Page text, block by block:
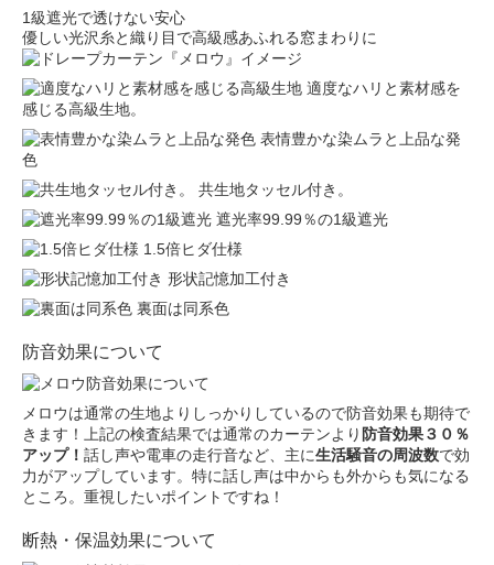
1級遮光で透けない安心
優しい光沢糸と織り目で高級感あふれる窓まわりに
適度なハリと素材感を
感じる高級生地。
表情豊かな染ムラと上品な発
色
共生地タッセル付き。
遮光率99.99％の1級遮光
1.5倍ヒダ仕様
形状記憶加工付き
裏面は同系色
防音効果について
メロウは通常の生地よりしっかりしているので防音効果も期待で
きます！上記の検査結果では通常のカーテンより 防音効果３０％
アップ！ 話し声や電車の走行音など、主に生活騒音の周波数で効
力がアップしています。特に話し声は中からも外からも気になる
ところ。重視したいポイントですね！
断熱・保温効果について